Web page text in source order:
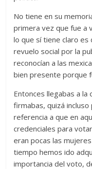
No tiene en su
primera vez que fue a
lo que sí tiene claro es
revuelo social por la
reconocían a las
bien presente porque
Entonces llegabas a la
firmabas, quizá incluso
referencia a que en
credenciales para
eran pocas las
tiempo hemos ido
importancia del voto,